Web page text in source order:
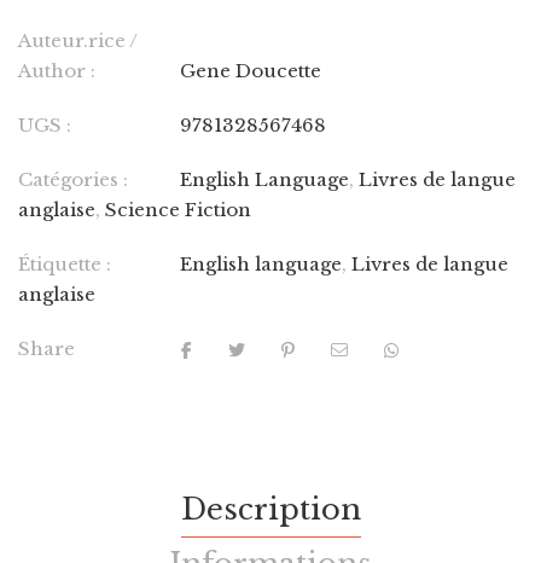
Auteur.rice /
Author :
Gene Doucette
UGS : 9781328567468
Catégories : English Language, Livres de langue
anglaise, Science Fiction
Étiquette : English language, Livres de langue
anglaise
Share
Description